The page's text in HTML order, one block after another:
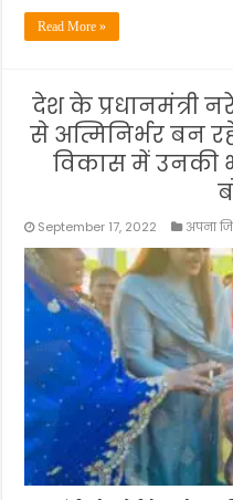
Read More »
देश के प्रधानमंत्री
से अत्मिनिर्भर बन
विकास में उनकी
September 17, 2022 अपना